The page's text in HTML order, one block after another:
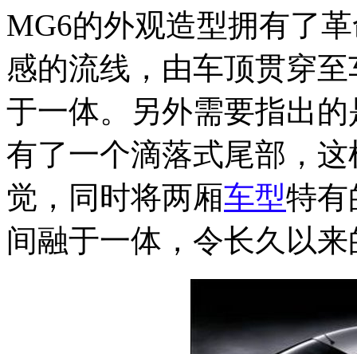
MG6的外观造型拥有了
感的流线，由车顶贯穿
于一体。另外需要指出的
有了一个滴落式尾部，
觉，同时将两厢车型特有
间融于一体，令长久以